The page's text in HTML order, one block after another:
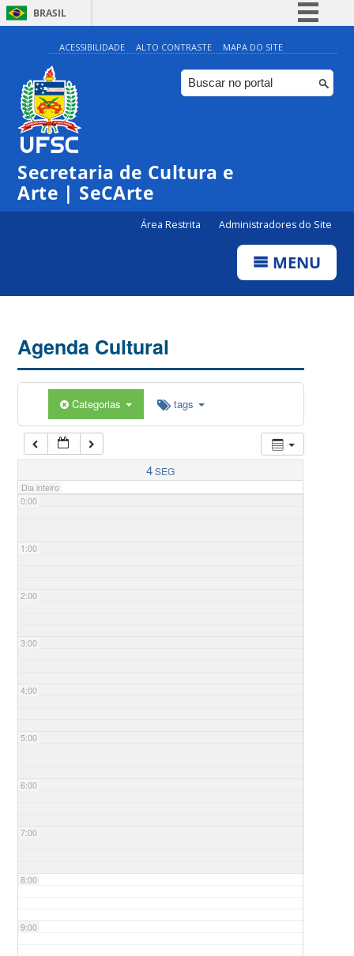
BRASIL
Simplifique!
Comunica BR
Participe
ACESSIBILIDADE ALTO CONTRASTE MAPA DO SITE
Secretaria de Cultura e
Arte | SeCArte
Área Restrita Administradores do Site
MENU
Agenda Cultural
Categorias tags
4SEG
Dia inteiro
0:00
1:00
2:00
3:00
4:00
5:00
6:00
7:00
8:00
9:00